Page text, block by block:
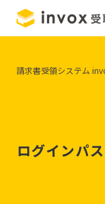
ログインパ
請求書受領システム